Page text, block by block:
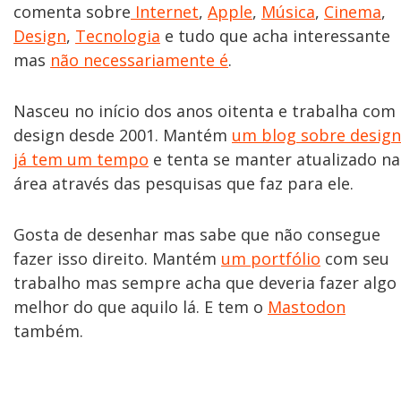
comenta sobre Internet, Apple, Música, Cinema,
Design, Tecnologia e tudo que acha interessante
mas não necessariamente é.
Nasceu no início dos anos oitenta e trabalha com
design desde 2001. Mantém um blog sobre design
já tem um tempo e tenta se manter atualizado na
área através das pesquisas que faz para ele.
Gosta de desenhar mas sabe que não consegue
fazer isso direito. Mantém um portfólio com seu
trabalho mas sempre acha que deveria fazer algo
melhor do que aquilo lá. E tem o Mastodon
também.